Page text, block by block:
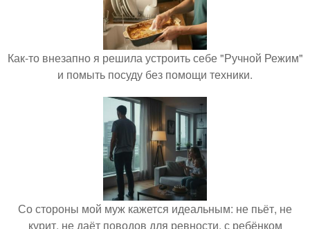
Как-то внезапно я решила устроить себе "Ручной Режим"
и помыть посуду без помощи техники.
Со стороны мой муж кажется идеальным: не пьёт, не
курит, не даёт поводов для ревности, с ребёнком